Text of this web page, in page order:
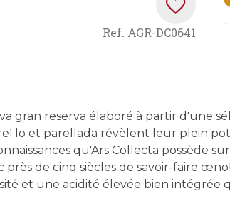
Ref. AGR-DC0641
gran reserva élaboré à partir d'une
et parellada révèlent leur plein
qu'Ars Collecta possède
de cinq siècles de savoir-faire
et une acidité élevée bien intégrée